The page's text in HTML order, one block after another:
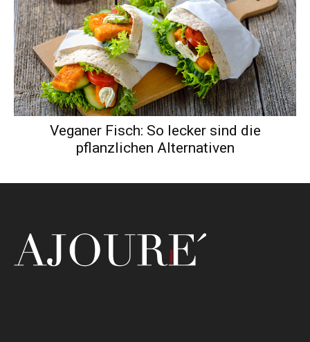
Veganer Fisch: So lecker sind die
pflanzlichen Alternativen